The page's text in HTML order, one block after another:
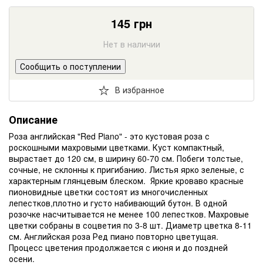
145 грн
Нет в наличии
Сообщить о поступлении
В избранное
Описание
Роза английская "Red Piano" - это кустовая роза с
роскошными махровыми цветками. Куст компактный,
вырастает до 120 см, в ширину 60-70 см. Побеги толстые,
сочные, не склонны к пригибанию. Листья ярко зеленые, с
характерным глянцевым блеском. Яркие кроваво красные
пионовидные цветки состоят из многочисленных
лепестков,плотно и густо набивающий бутон. В одной
розочке насчитывается не менее 100 лепестков. Махровые
цветки собраны в соцветия по 3-8 шт. Диаметр цветка 8-11
см. Английская роза Ред пиано повторно цветущая.
Процесс цветения продолжается с июня и до поздней
осени.